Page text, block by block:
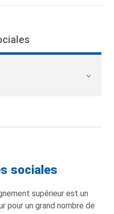
sociales
supérieur est un
pour un grand nombre de